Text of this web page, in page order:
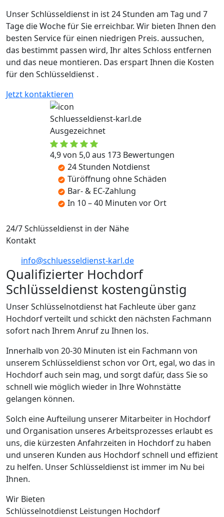
Unser Schlüsseldienst in ist 24 Stunden am Tag und 7
Tage die Woche für Sie erreichbar. Wir bieten Ihnen den
besten Service für einen niedrigen Preis. aussuchen,
das bestimmt passen wird, Ihr altes Schloss entfernen
und das neue montieren. Das erspart Ihnen die Kosten
für den Schlüsseldienst .
Jetzt kontaktieren
Schluesseldienst-karl.de
Ausgezeichnet
4,9 von 5,0 aus 173 Bewertungen
24 Stunden Notdienst
Türöffnung ohne Schäden
Bar- & EC-Zahlung
In 10 – 40 Minuten vor Ort
24/7 Schlüsseldienst in der Nähe
Kontakt
info@schluesseldienst-karl.de
Qualifizierter Hochdorf
Schlüsseldienst kostengünstig
Unser Schlüsselnotdienst hat Fachleute über ganz
Hochdorf verteilt und schickt den nächsten Fachmann
sofort nach Ihrem Anruf zu Ihnen los.
Innerhalb von 20-30 Minuten ist ein Fachmann von
unserem Schlüsseldienst schon vor Ort, egal, wo das in
Hochdorf auch sein mag, und sorgt dafür, dass Sie so
schnell wie möglich wieder in Ihre Wohnstätte
gelangen können.
Solch eine Aufteilung unserer Mitarbeiter in Hochdorf
und Organisation unseres Arbeitsprozesses erlaubt es
uns, die kürzesten Anfahrzeiten in Hochdorf zu haben
und unseren Kunden aus Hochdorf schnell und effizient
zu helfen. Unser Schlüsseldienst ist immer im Nu bei
Ihnen.
Wir Bieten
Schlüsselnotdienst Leistungen Hochdorf